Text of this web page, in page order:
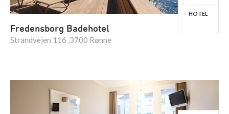
Fredensborg Badehotel
Strandvejen 116 ,3700 Rønne
HOTEL